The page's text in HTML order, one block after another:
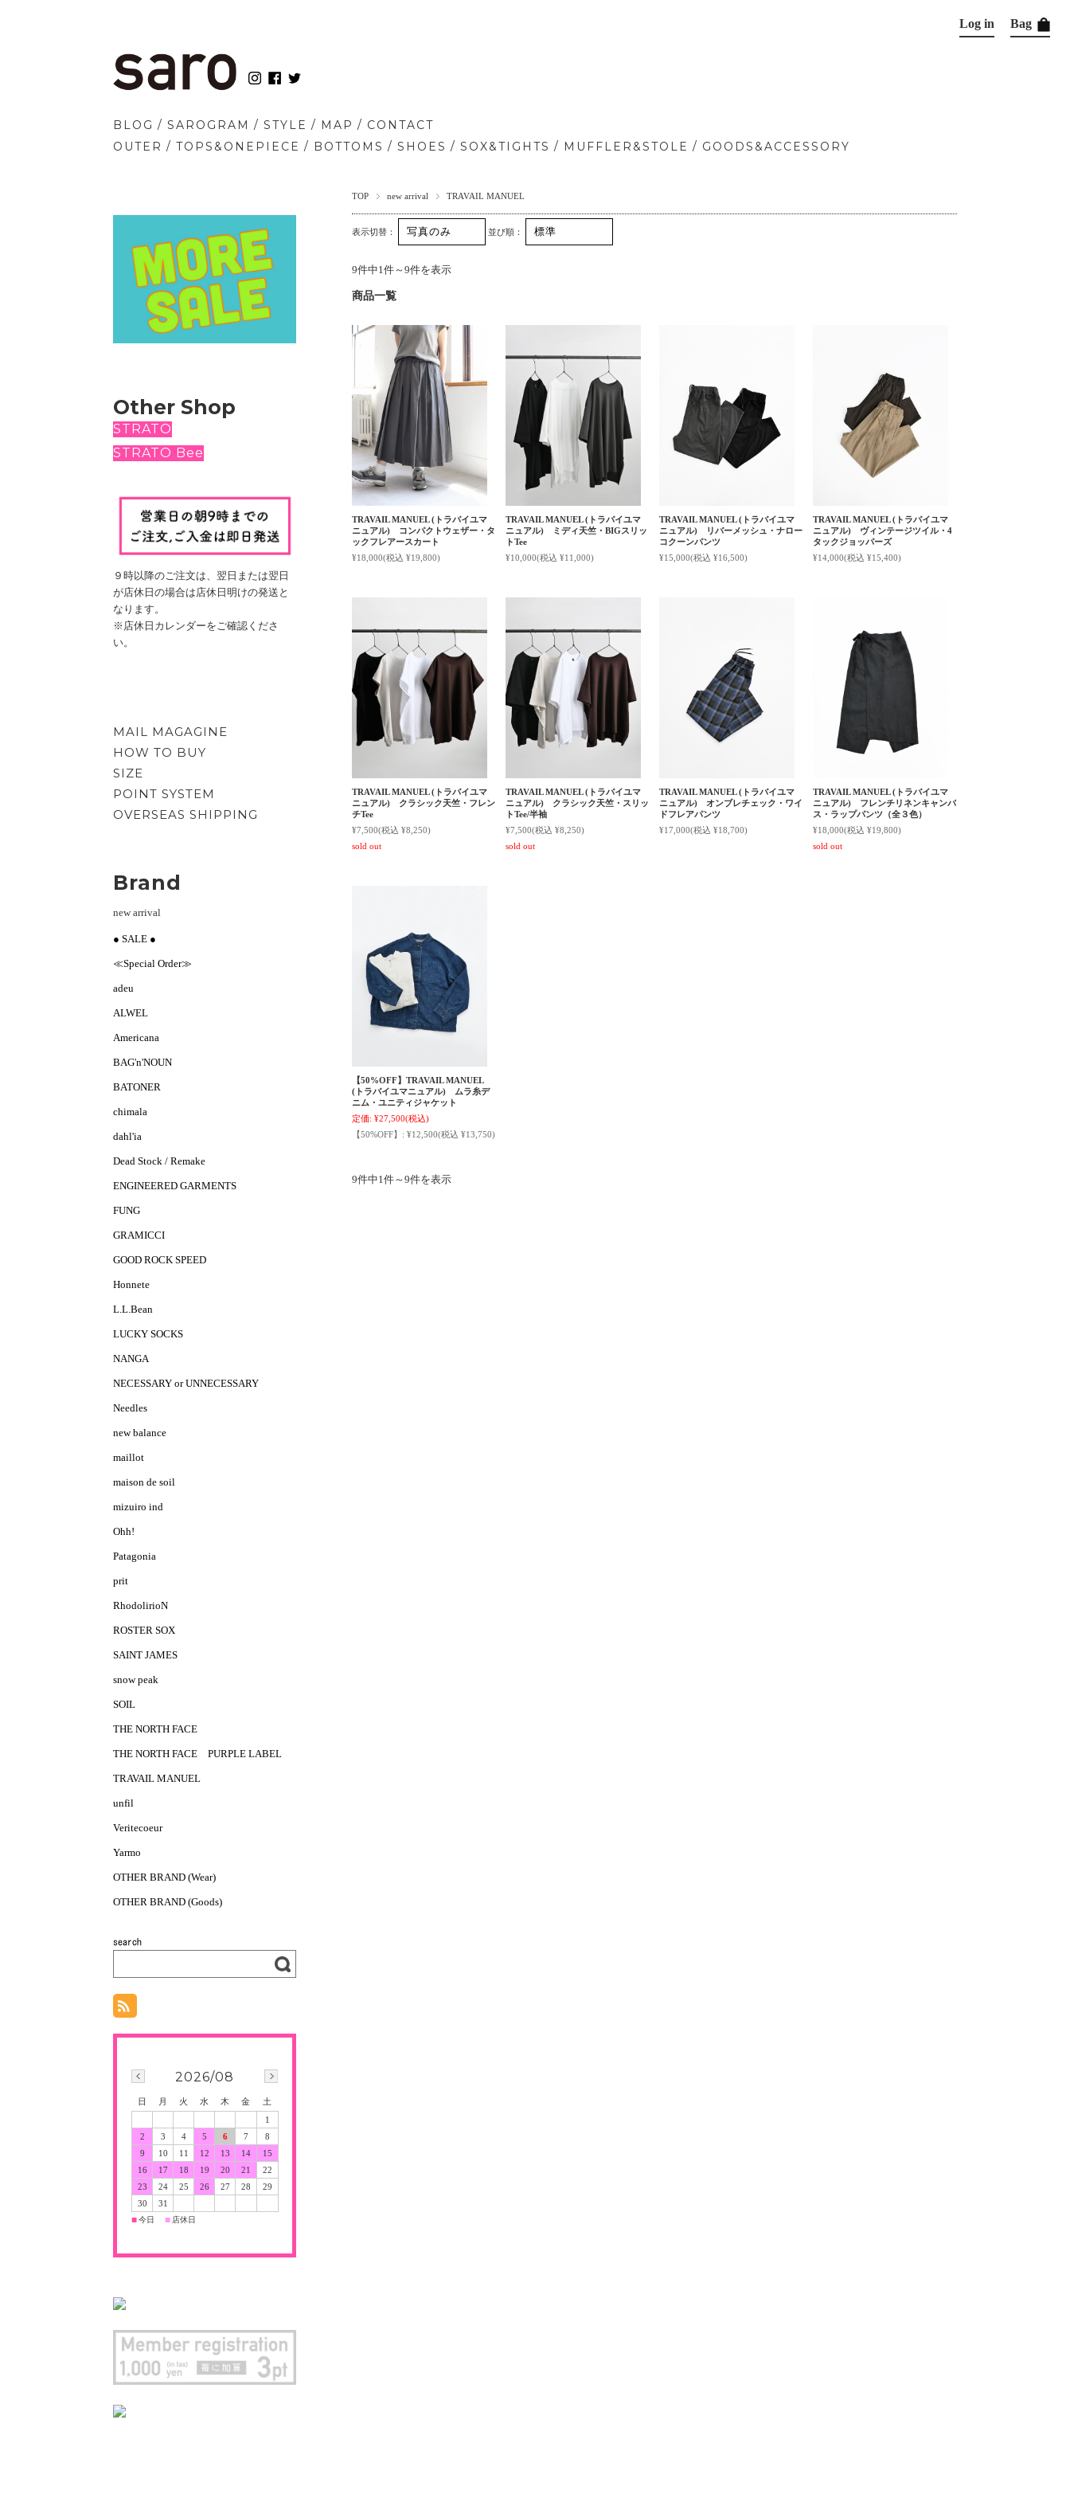
BLOG / SAROGRAM / STYLE / MAP / CONTACT
OUTER / TOPS&ONEPIECE / BOTTOMS / SHOES / SOX&TIGHTS / MUFFLER&STOLE / GOODS&ACCESSORY
Log in Bag
TOP new arrival TRAVAIL MANUEL
表示切替： 並び順：
9件中1件～9件を表示
商品一覧
TRAVAIL MANUEL (トラバイユマ
ニュアル) コンパクトウェザー・タ
ックフレアースカート
¥18,000(税込 ¥19,800)
TRAVAIL MANUEL (トラバイユマ
ニュアル) ミディ天竺・BIGスリッ
トTee
¥10,000(税込 ¥11,000)
TRAVAIL MANUEL (トラバイユマ
ニュアル) リバーメッシュ・ナロー
コクーンパンツ
¥15,000(税込 ¥16,500)
TRAVAIL MANUEL (トラバイユマ
ニュアル) ヴィンテージツイル・4
タックジョッパーズ
¥14,000(税込 ¥15,400)
TRAVAIL MANUEL (トラバイユマ
ニュアル) クラシック天竺・フレン
チTee
¥7,500(税込 ¥8,250)
sold out
TRAVAIL MANUEL (トラバイユマ
ニュアル) クラシック天竺・スリッ
トTee/半袖
¥7,500(税込 ¥8,250)
sold out
TRAVAIL MANUEL (トラバイユマ
ニュアル) オンブレチェック・ワイ
ドフレアパンツ
¥17,000(税込 ¥18,700)
TRAVAIL MANUEL (トラバイユマ
ニュアル) フレンチリネンキャンバ
ス・ラップパンツ（全３色）
¥18,000(税込 ¥19,800)
sold out
【50%OFF】TRAVAIL MANUEL
(トラバイユマニュアル) ムラ糸デ
ニム・ユニティジャケット
定価: ¥27,500(税込)
【50%OFF】: ¥12,500(税込 ¥13,750)
9件中1件～9件を表示
Other Shop
STRATO
STRATO Bee
９時以降のご注文は、翌日 または翌日
が店休日の場合は 店休日明けの発送と
なります。
※店休日カレンダーをご確認くださ
い。
MAIL MAGAGINE
HOW TO BUY
SIZE
POINT SYSTEM
OVERSEAS SHIPPING
Brand
new arrival
● SALE ●
≪Special Order≫
adeu
ALWEL
Americana
BAG'n'NOUN
BATONER
chimala
dahl'ia
Dead Stock / Remake
ENGINEERED GARMENTS
FUNG
GRAMICCI
GOOD ROCK SPEED
Honnete
L.L.Bean
LUCKY SOCKS
NANGA
NECESSARY or UNNECESSARY
Needles
new balance
maillot
maison de soil
mizuiro ind
Ohh!
Patagonia
prit
RhodolirioN
ROSTER SOX
SAINT JAMES
snow peak
SOIL
THE NORTH FACE
THE NORTH FACE PURPLE LABEL
TRAVAIL MANUEL
unfil
Veritecoeur
Yarmo
OTHER BRAND (Wear)
OTHER BRAND (Goods)
2026/08
日 月 火 水 木 金
土
1
2
3 4 5 6 7
8
9
10 11 12 13 14
15
16
17 18 19 20 21
22
23
24 25 26 27 28
29
30
31
■今日 ■ 店休日